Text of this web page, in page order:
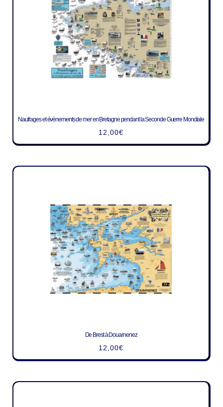
Naufrages et évènements de mer en Bretagne pendant la Seconde Guerre Mondiale
12,00€
De Brest à Douarnenez
12,00€